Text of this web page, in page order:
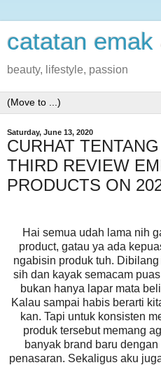
catatan emak
beauty, lifestyle, passion
Saturday, June 13, 2020
CURHAT
THIRD REVIEW
PRODUCTS ON
Hai semua udah lama nih
product, gatau ya ada
ngabisin produk tuh.
sih dan kayak semacam
bukan hanya lapar mata
Kalau sampai habis berarti
kan. Tapi untuk konsisten
produk tersebut memang
banyak brand baru
penasaran. Sekaligus aku